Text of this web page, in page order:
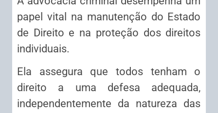
papel vital na manutenção do Estado
de Direito e na proteção dos direitos
individuais.
Ela assegura que todos tenham o
direito a uma defesa adequada,
independentemente da natureza das